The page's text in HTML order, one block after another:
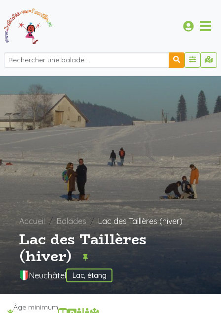
Accueil Balades Lac des Taillères (hiver)
Lac des Taillères
(hiver)
Neuchâtel Lac, étang
Âge minimum